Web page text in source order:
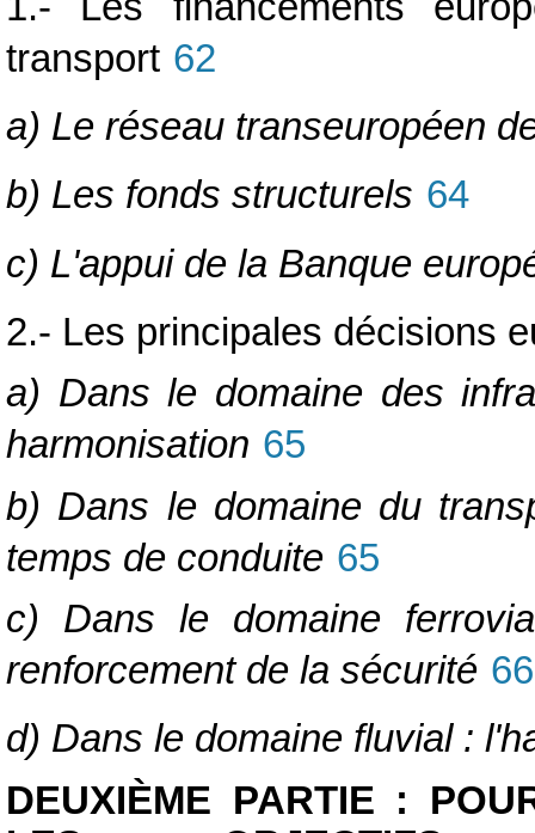
transport 62
a) Le réseau transeuropéen
b) Les fonds structurels 64
c) L'appui de la Banque
2.- Les principales décisions
a) Dans le domaine des
harmonisation 65
b) Dans le domaine du
temps de conduite 65
c) Dans le domaine
renforcement de la sécurité 66
d) Dans le domaine fluvial :
DEUXIÈME PARTIE :